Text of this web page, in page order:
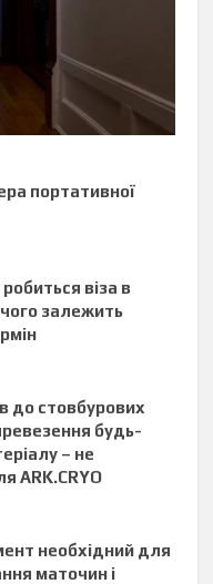
портативної
робиться віза в
залежить
до стовбурових
будь-
– не
ARK.CRYO
необхідний для
маточин і